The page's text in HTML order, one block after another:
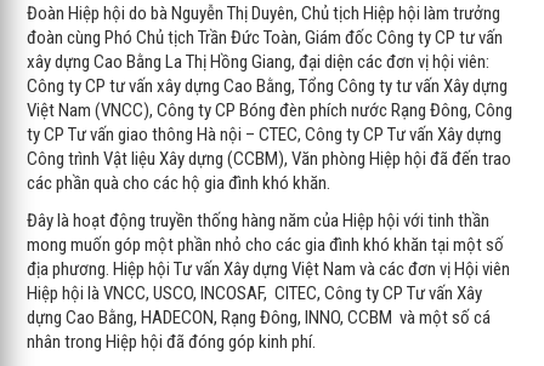
Đoàn Hiệp hội do bà Nguyễn Thị Duyên, Chủ tịch Hiệp hội làm trưởng
đoàn cùng Phó Chủ tịch Trần Đức Toàn, Giám đốc Công ty CP tư vấn
xây dựng Cao Bằng La Thị Hồng Giang, đại diện các đơn vị hội viên:
Công ty CP tư vấn xây dựng Cao Bằng, Tổng Công ty tư vấn Xây dựng
Việt Nam (VNCC), Công ty CP Bóng đèn phích nước Rạng Đông, Công
ty CP Tư vấn giao thông Hà nội – CTEC, Công ty CP Tư vấn Xây dựng
Công trình Vật liệu Xây dựng (CCBM), Văn phòng Hiệp hội đã đến trao
các phần quà cho các hộ gia đình khó khăn.
Đây là hoạt động truyền thống hàng năm của Hiệp hội với tinh thần
mong muốn góp một phần nhỏ cho các gia đình khó khăn tại một số
địa phương. Hiệp hội Tư vấn Xây dựng Việt Nam và các đơn vị Hội viên
Hiệp hội là VNCC, USCO, INCOSAF, CITEC, Công ty CP Tư vấn Xây
dựng Cao Bằng, HADECON, Rạng Đông, INNO, CCBM và một số cá
nhân trong Hiệp hội đã đóng góp kinh phí.